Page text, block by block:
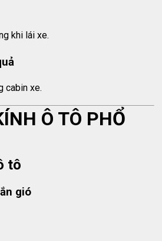
khi lái xe.
cabin xe.
Ô TÔ PHỔ
tô
gió